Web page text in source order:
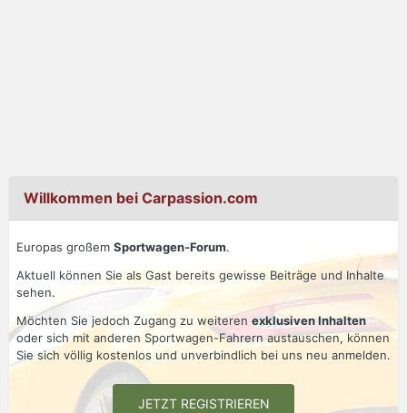
Willkommen bei Carpassion.com
Europas großem Sportwagen-Forum.
Aktuell können Sie als Gast bereits gewisse Beiträge und Inhalte
sehen.
Möchten Sie jedoch Zugang zu weiterenexklusiven Inhalten
oder sich mit anderen Sportwagen-Fahrern austauschen, können
Sie sich völlig kostenlos und unverbindlich bei uns neu anmelden.
JETZT REGISTRIEREN